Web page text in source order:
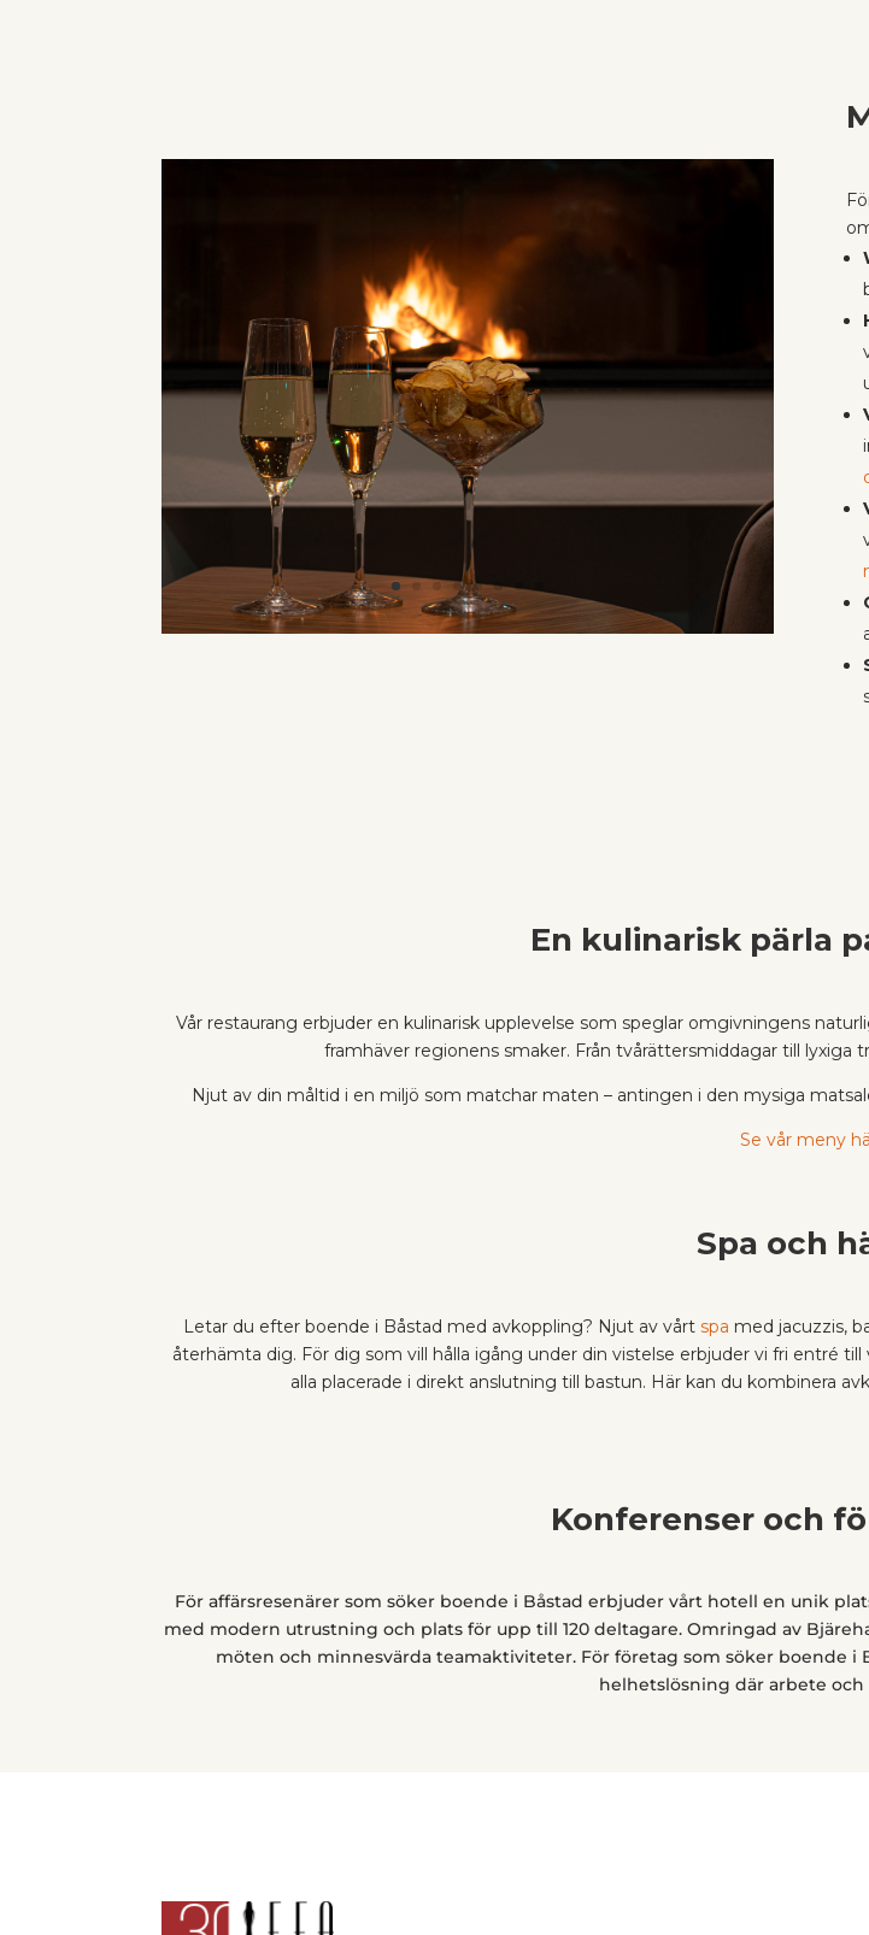
En kulinarisk pärla
Vår restaurang erbjuder en kulinarisk upplevelse som speglar omgivningens
framhäver regionens smaker. Från tvårättersmiddagar till lyxiga
Njut av din måltid i en miljö som matchar maten – antingen i den mysiga
Se vår meny
Spa och
Letar du efter boende i Båstad med avkoppling? Njut av vårt spa med jacuzzis,
återhämta dig. För dig som vill hålla igång under din vistelse erbjuder vi fri entré
alla placerade i direkt anslutning till bastun. Här kan du kombinera
Konferenser och
För affärsresenärer som söker boende i Båstad erbjuder vårt hotell en unik
med modern utrustning och plats för upp till 120 deltagare. Omringad av
möten och minnesvärda teamaktiviteter. För företag som söker boende
helhetslösning där arbete